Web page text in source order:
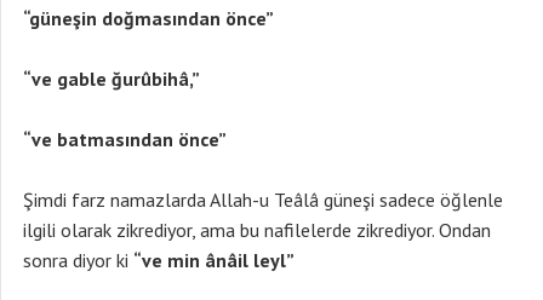
“güneşin doğmasından önce”
“ve gable ğurûbihâ,”
“ve batmasından önce”
Şimdi farz namazlarda Allah-u Teâlâ güneşi sadece öğlenle
ilgili olarak zikrediyor, ama bu nafilelerde zikrediyor. Ondan
sonra diyor ki “ve min ânâil leyl”